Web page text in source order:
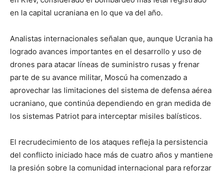
en la capital ucraniana en lo que va del año.
Analistas internacionales señalan que, aunque Ucrania ha
logrado avances importantes en el desarrollo y uso de
drones para atacar líneas de suministro rusas y frenar
parte de su avance militar, Moscú ha comenzado a
aprovechar las limitaciones del sistema de defensa aérea
ucraniano, que continúa dependiendo en gran medida de
los sistemas Patriot para interceptar misiles balísticos.
El recrudecimiento de los ataques refleja la persistencia
del conflicto iniciado hace más de cuatro años y mantiene
la presión sobre la comunidad internacional para reforzar